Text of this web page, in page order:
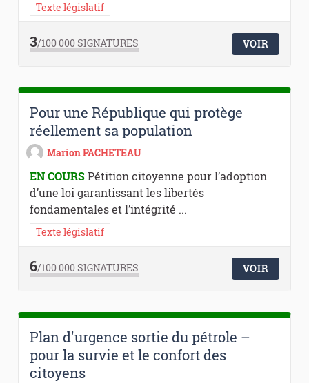
Texte législatif
3/100 000SIGNATURES VOIR
Pour une République qui protège
réellement sa population
Marion PACHETEAU
EN COURSPétition citoyenne pour l’adoption
d’une loi garantissant les libertés
fondamentales et l’intégrité ...
Texte législatif
6/100 000SIGNATURES VOIR
Plan d'urgence sortie du pétrole –
pour la survie et le confort des
citoyens